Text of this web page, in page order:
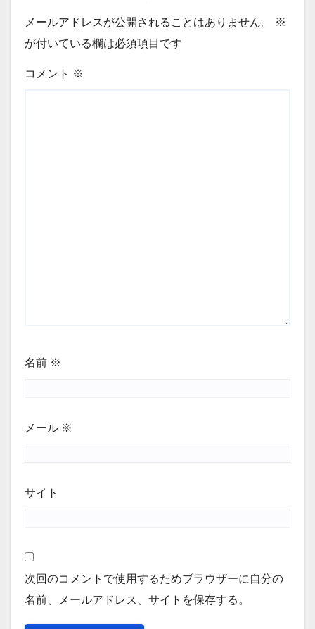
メールアドレスが公開されることはありません。
※
が付いている欄は必須項目です
コメント ※
名前 ※
メール ※
サイト
次回のコメントで使用するためブラウザーに自分の
名前、メールアドレス、サイトを保存する。